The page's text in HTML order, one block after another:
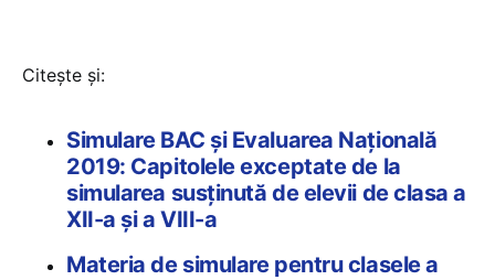
Citește și:
Simulare BAC și Evaluarea Națională
2019: Capitolele exceptate de la
simularea susținută de elevii de clasa a
XII-a și a VIII-a
Materia de simulare pentru clasele a